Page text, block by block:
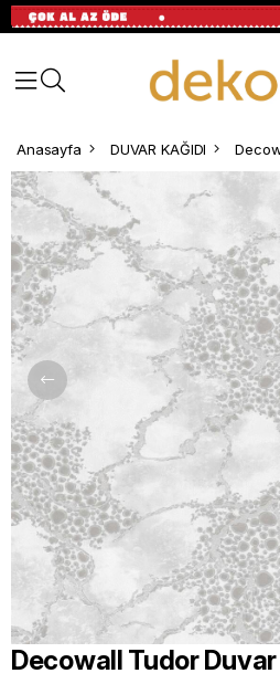
Anasayfa DUVAR KAĞIDI
Decowall Tudor